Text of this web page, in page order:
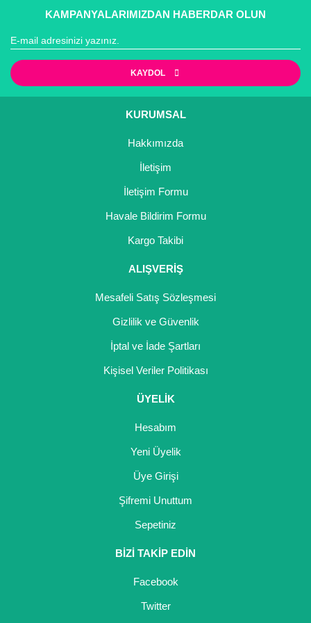
KAMPANYALARIMIZDAN HABERDAR OLUN
KAYDOL
KURUMSAL
Hakkımızda
İletişim
İletişim Formu
Havale Bildirim Formu
Kargo Takibi
ALIŞVERİŞ
Mesafeli Satış Sözleşmesi
Gizlilik ve Güvenlik
İptal ve İade Şartları
Kişisel Veriler Politikası
ÜYELİK
Hesabım
Yeni Üyelik
Üye Girişi
Şifremi Unuttum
Sepetiniz
BİZİ TAKİP EDİN
Facebook
Twitter